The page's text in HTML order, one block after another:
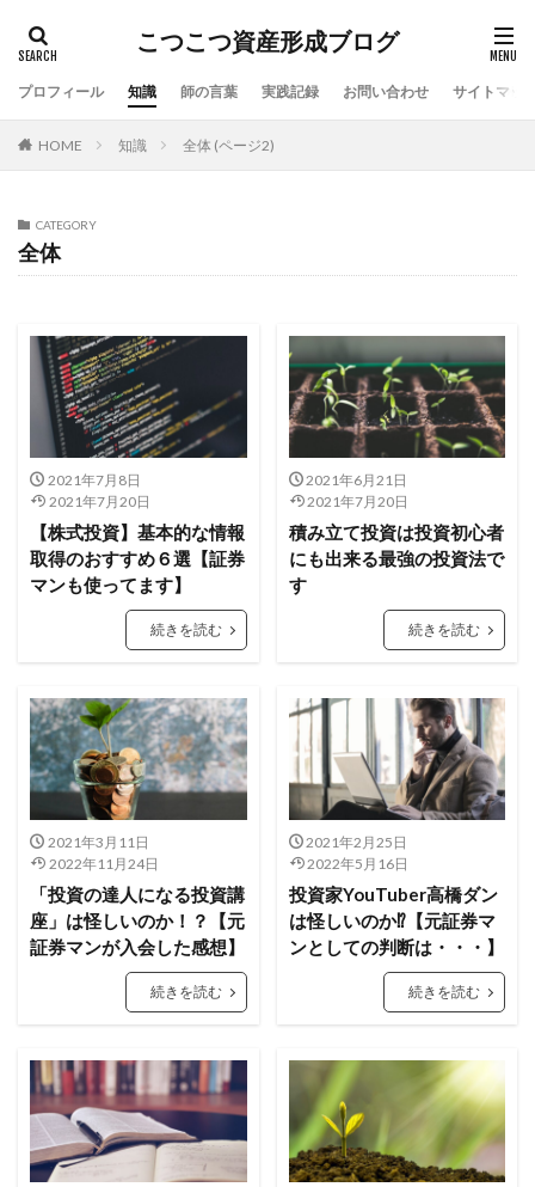
こつこつ資産形成ブログ
プロフィール 知識 師の言葉 実践記録 お問い合わせ サイトマッ
HOME 知識 全体 (ページ2)
CATEGORY
全体
2021年7月8日
2021年7月20日
【株式投資】基本的な情報
取得のおすすめ６選【証券
マンも使ってます】
続きを読む
2021年6月21日
2021年7月20日
積み立て投資は投資初心者
にも出来る最強の投資法で
す
続きを読む
2021年3月11日
2022年11月24日
「投資の達人になる投資講
座」は怪しいのか！？【元
証券マンが入会した感想】
続きを読む
2021年2月25日
2022年5月16日
投資家YouTuber高橋ダン
は怪しいのか⁉【元証券マ
ンとしての判断は・・・】
続きを読む